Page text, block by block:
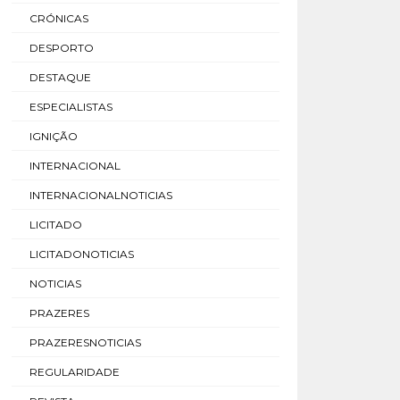
CRÓNICAS
DESPORTO
DESTAQUE
ESPECIALISTAS
IGNIÇÃO
INTERNACIONAL
INTERNACIONALNOTICIAS
LICITADO
LICITADONOTICIAS
NOTICIAS
PRAZERES
PRAZERESNOTICIAS
REGULARIDADE